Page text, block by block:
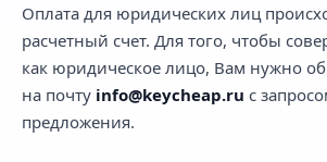
Оплата для юридических лиц
расчетный счет. Для того, чтобы
как юридическое лицо, Вам нужно
на почту info@keycheap.ru с
предложения.